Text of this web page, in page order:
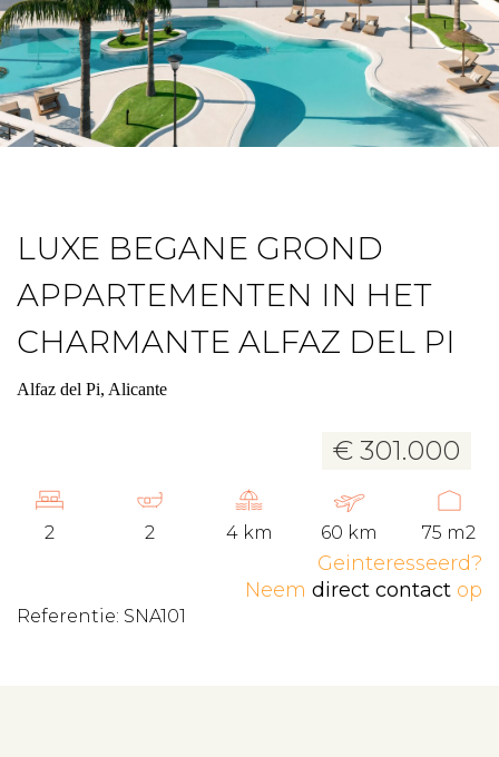
13 foto's
LUXE BEGANE GROND
APPARTEMENTEN IN HET
CHARMANTE ALFAZ DEL PI
Alfaz del Pi, Alicante
€ 301.000
2 2 4 km 60 km 75 m2
Geinteresseerd?
Neem direct contact op
Referentie: SNA101